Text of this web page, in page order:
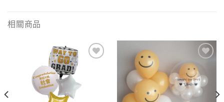
相關商品
Add to
wishlist